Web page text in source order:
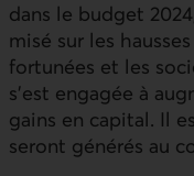
dans le budget
misé sur les
fortunées et les
s’est engagée à
gains en capital. Il
seront générés au